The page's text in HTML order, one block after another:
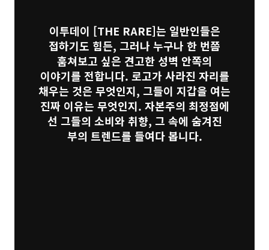
이투데이 [THE RARE]는 일반인들은
접하기도 힘든, 그러나 누구나 한 번쯤
훔쳐보고 싶은 견고한 성벽 안쪽의
이야기를 전합니다. 로고가 사라진 자리를
채우는 것은 무엇인지, 그들이 지갑을 여는
진짜 이유는 무엇인지. 자본주의 최정점에
선 그들의 소비와 취향, 그 속에 숨겨진
부의 트렌드를 들여다 봅니다.